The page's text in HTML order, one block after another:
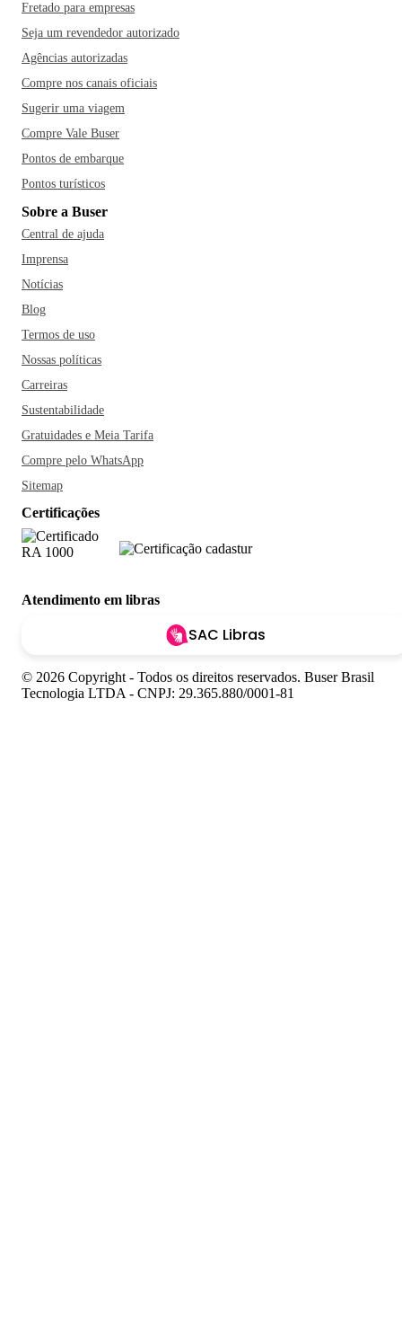
Fretado para empresas
Seja um revendedor autorizado
Agências autorizadas
Compre nos canais oficiais
Sugerir uma viagem
Compre Vale Buser
Pontos de embarque
Pontos turísticos
Sobre a Buser
Central de ajuda
Imprensa
Notícias
Blog
Termos de uso
Nossas políticas
Carreiras
Sustentabilidade
Gratuidades e Meia Tarifa
Compre pelo WhatsApp
Sitemap
Certificações
Atendimento em libras
SAC Libras
© 2026 Copyright - Todos os direitos reservados. Buser Brasil
Tecnologia LTDA - CNPJ: 29.365.880/0001-81